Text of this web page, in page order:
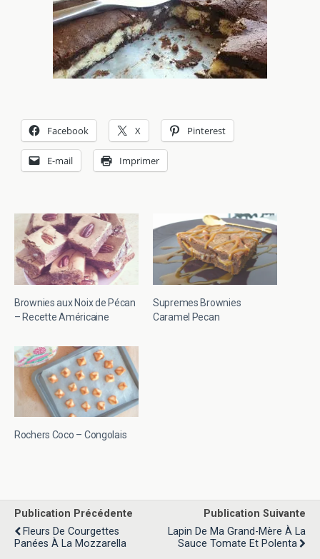
Facebook X Pinterest
E-mail Imprimer
Brownies aux Noix de Pécan
– Recette Américaine
Supremes Brownies
Caramel Pecan
Rochers Coco – Congolais
Publication Précédente
Fleurs De Courgettes
Panées À La Mozzarella
Publication Suivante
Lapin De Ma Grand-Mère À La
Sauce Tomate Et Polenta